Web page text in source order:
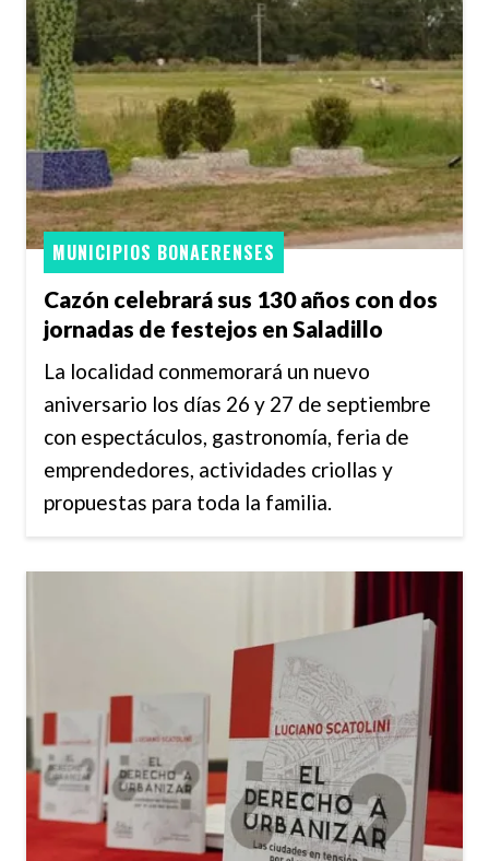
Cazón celebrará sus 130 años con dos
jornadas de festejos en Saladillo
MUNICIPIOS BONAERENSES
La localidad conmemorará un nuevo
aniversario los días 26 y 27 de septiembre
con espectáculos, gastronomía, feria de
emprendedores, actividades criollas y
propuestas para toda la familia.